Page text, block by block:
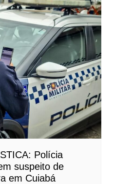
Polícia
suspeito de
em Cuiabá